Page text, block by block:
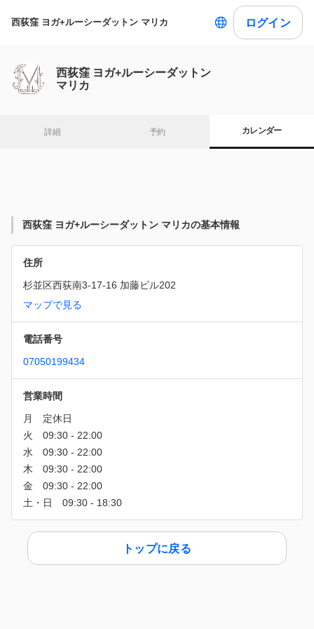
西荻窪 ヨガ+ルーシーダットン マリカ ログイン
西荻窪 ヨガ+ルーシーダットン
マリカ
詳細 予約 カレンダー
西荻窪 ヨガ+ルーシーダットン マリカの基本情報
住所
杉並区西荻南3-17-16 加藤ビル202
マップで見る
電話番号
07050199434
営業時間
トップに戻る